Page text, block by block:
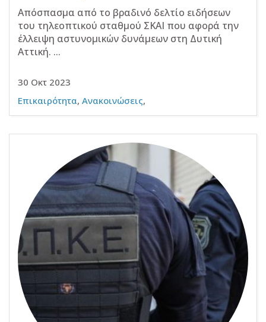
Απόσπασμα από το βραδινό δελτίο ειδήσεων
του τηλεοπτικού σταθμού ΣΚΑΙ που αφορά την
έλλειψη αστυνομικών δυνάμεων στη Δυτική
Αττική. ...
30 Οκτ 2023
Επικαιρότητα, Ανακοινώσεις,